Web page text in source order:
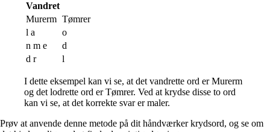
Vandret
Murerm Tømrer
l a
o
n m e
d
d r
l
I dette eksempel kan vi se, at det vandrette ord er Murerm
og det lodrette ord er Tømrer. Ved at krydse disse to ord
kan vi se, at det korrekte svar er maler.
Prøv at anvende denne metode på dit håndværker krydsord, og se om